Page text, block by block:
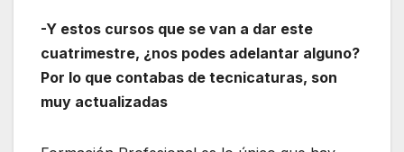
-Y estos cursos que se van a dar este
cuatrimestre, ¿nos podes adelantar alguno?
Por lo que contabas de tecnicaturas, son
muy actualizadas